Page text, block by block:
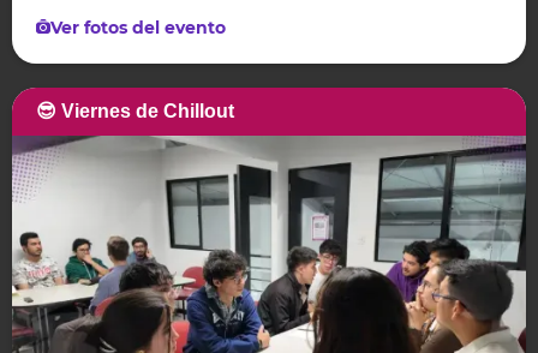
Ver fotos del evento
😎 Viernes de Chillout